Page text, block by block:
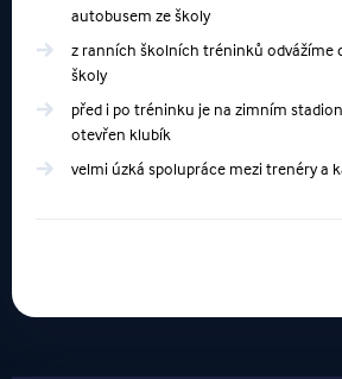
autobusem ze školy
z ranních školních tréninků odvážíme
školy
před i po tréninku je na zimním
otevřen klubík
velmi úzká spolupráce mezi trenéry a